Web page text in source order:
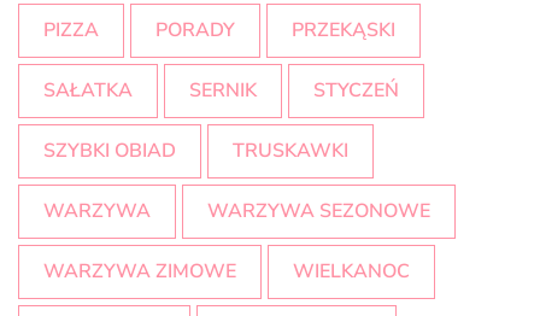
PIZZA PORADY PRZEKĄSKI
SAŁATKA SERNIK STYCZEŃ
SZYBKI OBIAD TRUSKAWKI
WARZYWA WARZYWA SEZONOWE
WARZYWA ZIMOWE WIELKANOC